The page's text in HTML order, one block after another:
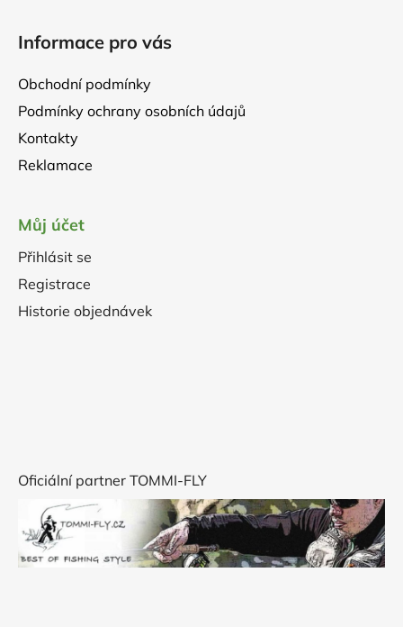
Informace pro vás
Obchodní podmínky
Podmínky ochrany osobních údajů
Kontakty
Reklamace
Můj účet
Přihlásit se
Registrace
Historie objednávek
Oficiální partner TOMMI-FLY